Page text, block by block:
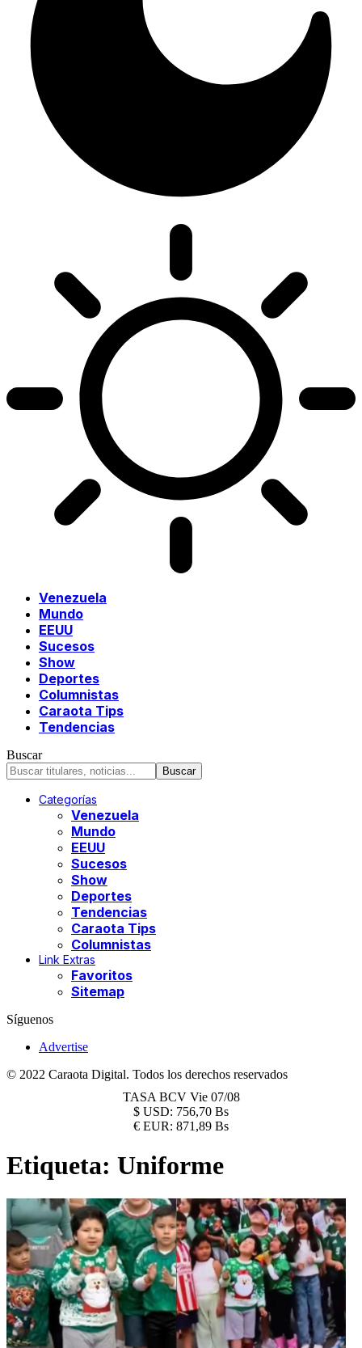
Venezuela
Mundo
EEUU
Sucesos
Show
Deportes
Columnistas
Caraota Tips
Tendencias
Buscar
Categorías
Venezuela
Mundo
EEUU
Sucesos
Show
Deportes
Tendencias
Caraota Tips
Columnistas
Link Extras
Favoritos
Sitemap
Síguenos
Advertise
© 2022 Caraota Digital. Todos los derechos reservados
TASA BCV Vie 07/08
$ USD: 756,70 Bs
€ EUR: 871,89 Bs
Etiqueta: Uniforme